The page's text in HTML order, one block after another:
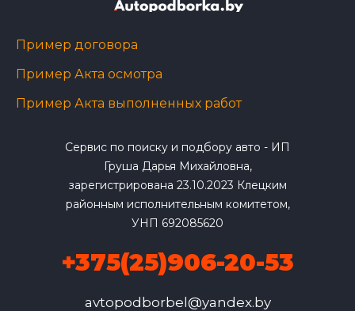
Пример договора
Пример Акта осмотра
Пример Акта выполненных работ
Сервис по поиску и подбору авто - ИП
Груша Дарья Михайловна,
зарегистрирована 23.10.2023 Клецким
районным исполнительным комитетом,
УНП 692085620
+375(25)906-20-53
avtopodborbel@yandex.by